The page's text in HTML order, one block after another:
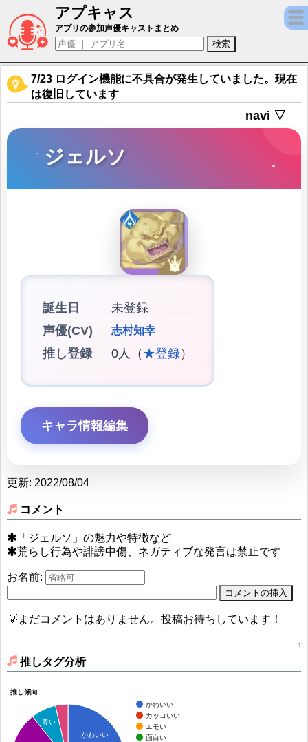
アプキャス
ジェルソ（声優：志村知幸)【鋼の錬金術師
アプリの参加声優キャストまとめ
7/23 ログイン機能に不具合が発生していました。現在
は復旧しています
navi ▽
ジェルソ
誕生日
未登録
声優(CV)
志村知幸
推し登録 0人（ ★登録）
キャラ情報編集
更新: 2022/08/04
コメント
「ジェルソ」の魅力や特徴など
荒らし行為や誹謗中傷、ネガティブな発言は禁止です
お名前:
💡まだコメントはありません。投稿お待ちしています！
↑
推しタグ分析
推し傾向
かわいい
カッコいい
エモい
面白い
かわいい
尊い